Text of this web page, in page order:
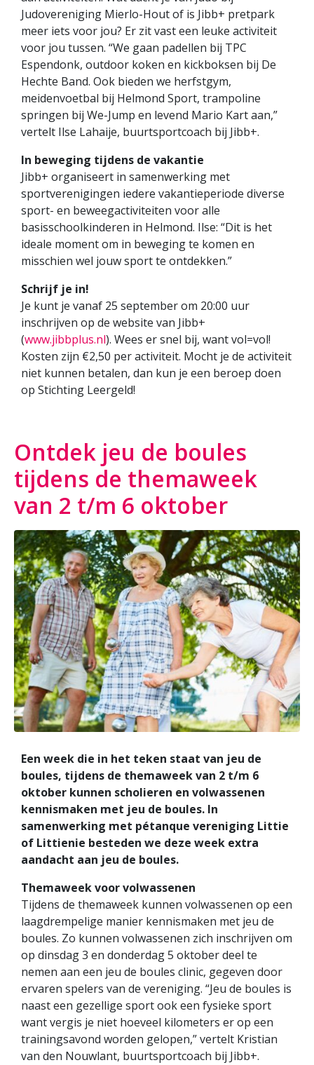
Judovereniging Mierlo-Hout of is Jibb+ pretpark
meer iets voor jou? Er zit vast een leuke activiteit
voor jou tussen. “We gaan padellen bij TPC
Espendonk, outdoor koken en kickboksen bij De
Hechte Band. Ook bieden we herfstgym,
meidenvoetbal bij Helmond Sport, trampoline
springen bij We-Jump en levend Mario Kart aan,”
vertelt Ilse Lahaije, buurtsportcoach bij Jibb+.
In beweging tijdens de vakantie
Jibb+ organiseert in samenwerking met
sportverenigingen iedere vakantieperiode diverse
sport- en beweegactiviteiten voor alle
basisschoolkinderen in Helmond. Ilse: “Dit is het
ideale moment om in beweging te komen en
misschien wel jouw sport te ontdekken.”
Schrijf je in!
Je kunt je vanaf 25 september om 20:00 uur
inschrijven op de website van Jibb+
(www.jibbplus.nl). Wees er snel bij, want vol=vol!
Kosten zijn €2,50 per activiteit. Mocht je de activiteit
niet kunnen betalen, dan kun je een beroep doen
op Stichting Leergeld!
Ontdek jeu de boules
tijdens de themaweek
van 2 t/m 6 oktober
Een week die in het teken staat van jeu de
boules, tijdens de themaweek van 2 t/m 6
oktober kunnen scholieren en volwassenen
kennismaken met jeu de boules. In
samenwerking met pétanque vereniging Littie
of Littienie besteden we deze week extra
aandacht aan jeu de boules.
Themaweek voor volwassenen
Tijdens de themaweek kunnen volwassenen op een
laagdrempelige manier kennismaken met jeu de
boules. Zo kunnen volwassenen zich inschrijven om
op dinsdag 3 en donderdag 5 oktober deel te
nemen aan een jeu de boules clinic, gegeven door
ervaren spelers van de vereniging. “Jeu de boules is
naast een gezellige sport ook een fysieke sport
want vergis je niet hoeveel kilometers er op een
trainingsavond worden gelopen,” vertelt Kristian
van den Nouwlant, buurtsportcoach bij Jibb+.